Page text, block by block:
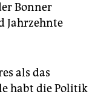
Bonner
Jahrzehnte
als das
habt die Politik